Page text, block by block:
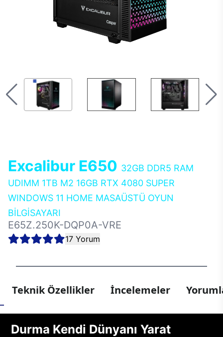
Excalibur E650 32GB DDR5 RAM
UDIMM 1TB M2 16GB RTX 4080 SUPER
WINDOWS 11 HOME MASAÜSTÜ OYUN
BİLGİSAYARI
E65Z.250K-DQP0A-VRE
17 Yorum
Teknik Özellikler İncelemeler
Durma Kendi Dünyanı Yarat